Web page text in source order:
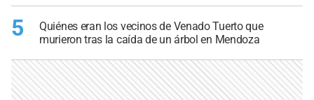
5
Quiénes eran los vecinos de Venado Tuerto que
murieron tras la caída de un árbol en Mendoza